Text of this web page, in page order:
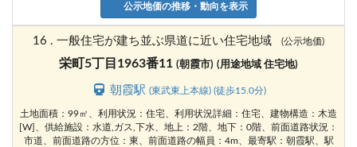
公示地価の推移・動向を表示
16 . 一般住宅が建ち並ぶ県道に近い住宅地域 (公示地価)
栄町5丁目1963番11 (朝霞市) (用途地域 住宅地)
朝霞駅 (東武東上本線) (徒歩15.0分)
土地面積：99㎡、利用状況：住宅、利用状況詳細：住宅、建物構造：木造
[W]、供給施設：水道,ガス,下水、地上：2階、地下：0階、前面道路状況：
市道、前面道路の方位：東、前面道路の幅員：4m、最寄駅：朝霞駅、駅